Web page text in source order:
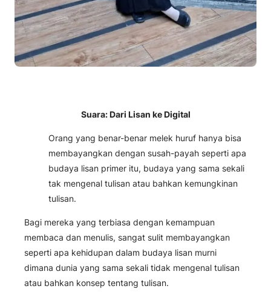
Suara: Dari Lisan ke Digital
Orang yang benar-benar melek huruf hanya bisa
membayangkan dengan susah-payah seperti apa
budaya lisan primer itu, budaya yang sama sekali
tak mengenal tulisan atau bahkan kemungkinan
tulisan.
Bagi mereka yang terbiasa dengan kemampuan
membaca dan menulis, sangat sulit membayangkan
seperti apa kehidupan dalam budaya lisan murni
dimana dunia yang sama sekali tidak mengenal tulisan
atau bahkan konsep tentang tulisan.